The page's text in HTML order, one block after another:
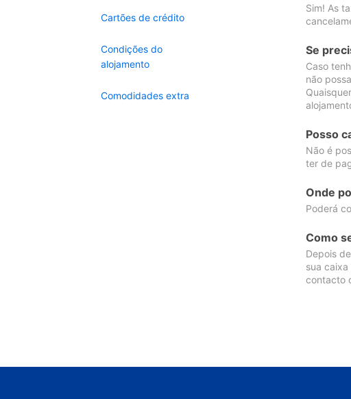
Cartões de crédito
Condições do
alojamento
Comodidades extra
Sim! As
Se
Caso
não
Posso
Não é
ter de
Onde
Poderá
Como
Depois
sua
contacto